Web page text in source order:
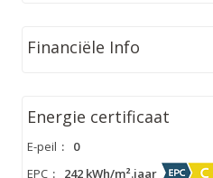
Financiële Info
Energie certificaat
E-peil :
0
EPC : 242 kWh/m².jaar